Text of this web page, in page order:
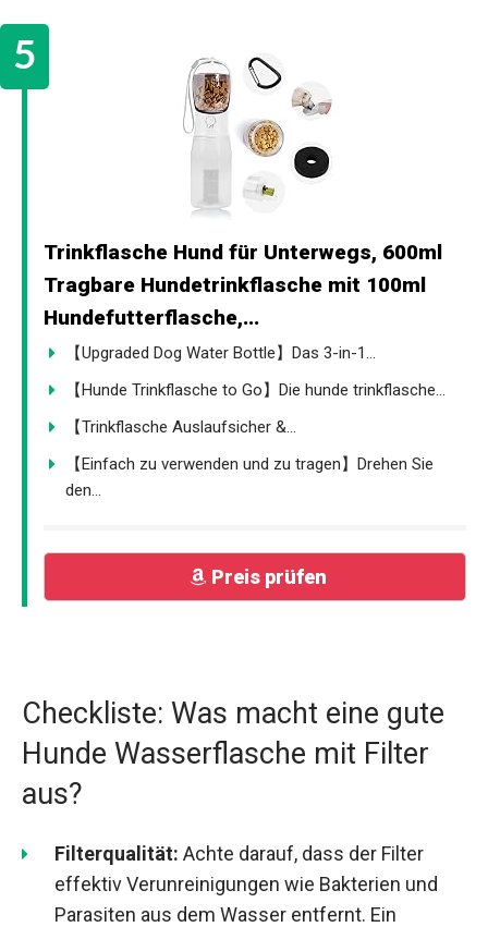
Trinkflasche Hund für Unterwegs, 600ml
Tragbare Hundetrinkflasche mit 100ml
Hundefutterflasche,...
【Upgraded Dog Water Bottle】Das 3-in-1...
【Hunde Trinkflasche to Go】Die hunde trinkflasche...
【Trinkflasche Auslaufsicher &...
【Einfach zu verwenden und zu tragen】Drehen Sie
den...
Preis prüfen
Checkliste: Was macht eine gute
Hunde Wasserflasche mit Filter
aus?
Filterqualität: Achte darauf, dass der Filter
effektiv Verunreinigungen wie Bakterien und
Parasiten aus dem Wasser entfernt. Ein